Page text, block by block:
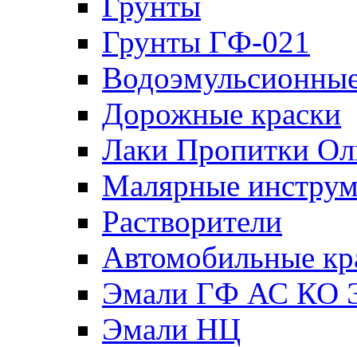
Грунты ГФ-021
Дорожные краски
Лаки Пропитки
Малярные
Растворители
Автомобильные
Эмали ГФ АС КО
Эмали НЦ